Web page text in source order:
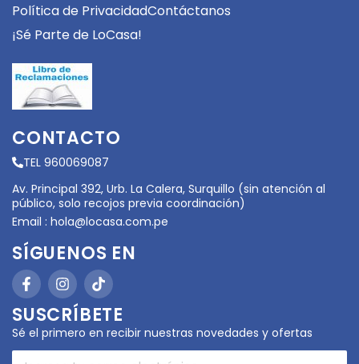
Política de PrivacidadContáctanos
¡Sé Parte de LoCasa!
CONTACTO
TEL 960069087
Av. Principal 392, Urb. La Calera, Surquillo (sin atención al
público, solo recojos previa coordinación)
Email : hola@locasa.com.pe
SÍGUENOS EN
SUSCRÍBETE
Sé el primero en recibir nuestras novedades y ofertas